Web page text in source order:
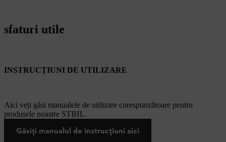
sfaturi utile
INSTRUCȚIUNI DE UTILIZARE
Aici veți găsi manualele de utilizare corespunzătoare pentru
produsele noastre STIHL.
Găsiți manualul de instrucțiuni aici